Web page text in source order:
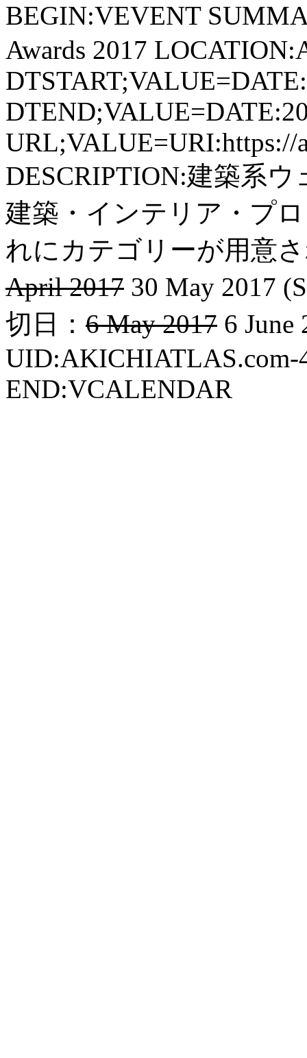
BEGIN:VEVENT
Awards 2017
URL;VALUE=URI:https://
DESCRIPTION:建築系
建築・インテリア・プ
れにカテゴリーが用意
April 2017 30 May 2017
切日： 6 May 2017 6 June
UID:AKICHIATLAS.com-
END:VCALENDAR